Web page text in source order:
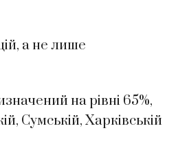
а не лише
на рівні 65%,
Сумській, Харківській